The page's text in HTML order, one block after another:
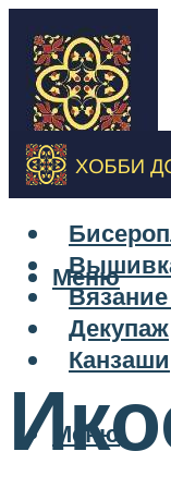
Декупаж
Канзаши
Меню
Меню